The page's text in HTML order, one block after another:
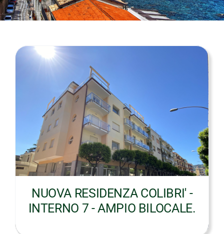
NUOVA RESIDENZA COLIBRI' -
INTERNO 7 - AMPIO BILOCALE.